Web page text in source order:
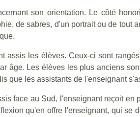
son orientation. Le côté
de sabres, d'un portrait ou de
assis les élèves. Ceux-ci sont
âge. Les élèves les plus anciens
que les assistants de l'enseignant
face au Sud, l'enseignant reçoit
qu'en offre l'enseignant, qui